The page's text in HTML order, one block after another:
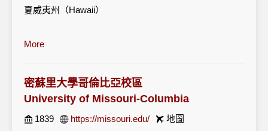
夏威夷州（Hawaii）
More
密蘇里大學哥倫比亞校區
University of Missouri-Columbia
1839 https://missouri.edu/ 地圖